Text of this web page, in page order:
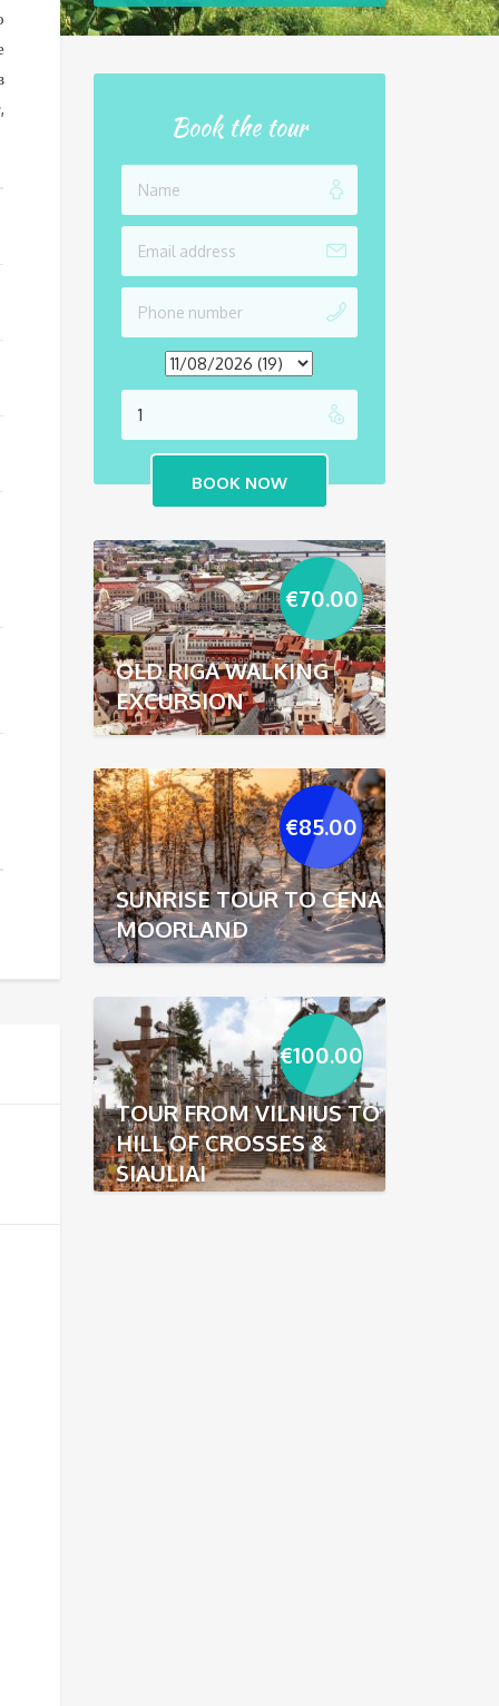
Book the tour
€70.00
OLD RIGA WALKING
EXCURSION
€85.00
SUNRISE TOUR TO CENA
MOORLAND
€100.00
TOUR FROM VILNIUS TO
HILL OF CROSSES &
SIAULIAI